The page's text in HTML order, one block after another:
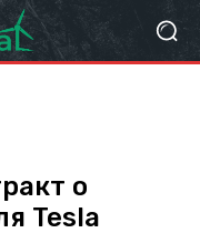
о
Tesla